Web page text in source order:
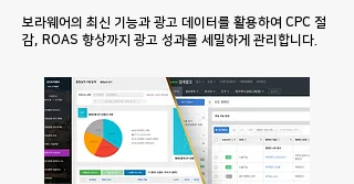
보라웨어의 최신 기능과 광고 데이터를 활용하여 CPC 절
감, ROAS 향상까지 광고 성과를 세밀하게 관리합니다.